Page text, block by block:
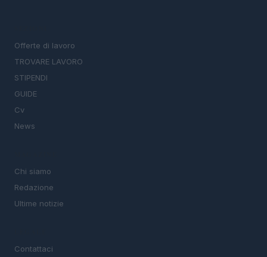
Offerte di lavoro
TROVARE LAVORO
STIPENDI
GUIDE
Cv
News
Chi siamo
Redazione
Ultime notizie
Contattaci